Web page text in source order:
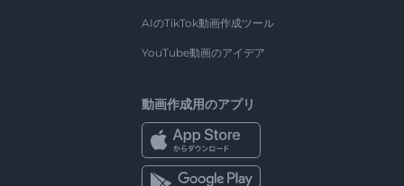
AIのTikTok動画作成ツール
YouTube動画のアイデア
動画作成用のアプリ